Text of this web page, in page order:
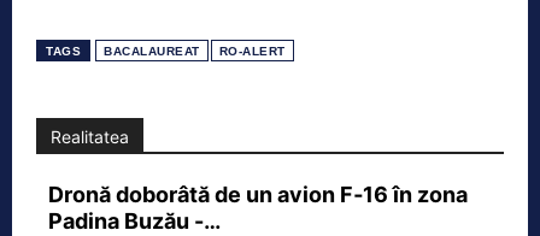
TAGS BACALAUREAT RO-ALERT
Realitatea
Dronă doborâtă de un avion F‑16 în zona
Padina Buzău -…